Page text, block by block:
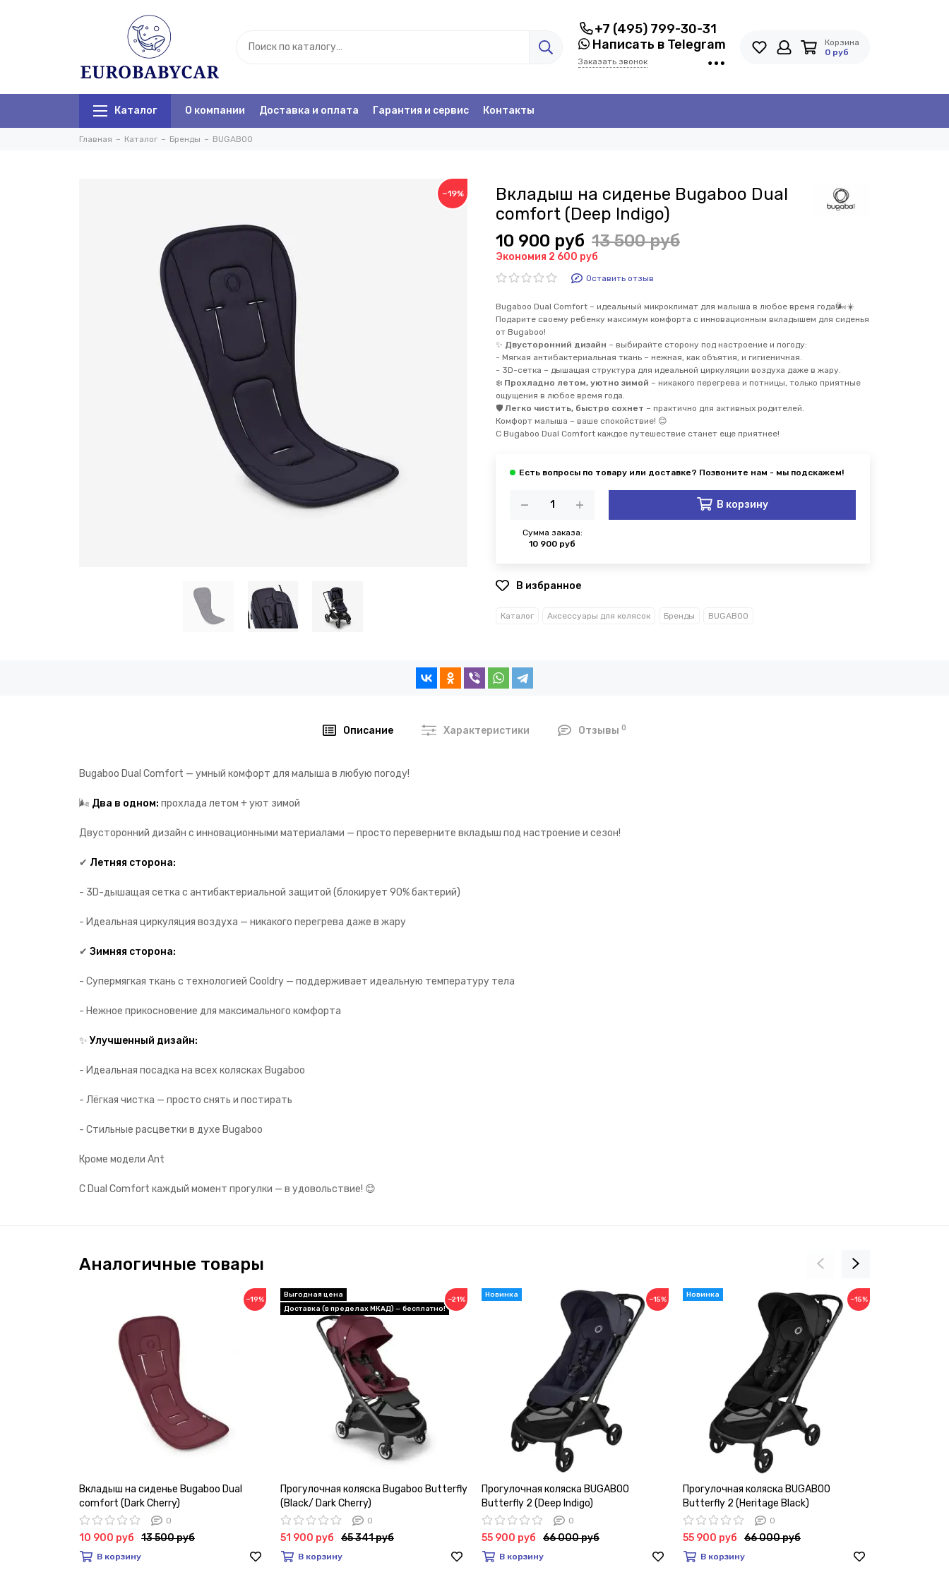
+7 (495) 799-30-31
Написать в Telegram
Заказать звонок
Корзина
0 руб
Каталог О компании Доставка и оплата Гарантия и сервис Контакты
Главная Каталог Бренды BUGABOO
−19%
Вкладыш на сиденье Bugaboo Dual
comfort (Deep Indigo)
10 900 руб 13 500 руб
Экономия 2 600 руб
Оставить отзыв
Bugaboo Dual Comfort – идеальный микроклимат для малыша в любое время года!🌬️☀️
Подарите своему ребенку максимум комфорта с инновационным вкладышем для сиденья
от Bugaboo!
✨ Двусторонний дизайн – выбирайте сторону под настроение и погоду:
- Мягкая антибактериальная ткань – нежная, как объятия, и гигиеничная.
- 3D-сетка – дышащая структура для идеальной циркуляции воздуха даже в жару.
❄️ Прохладно летом, уютно зимой – никакого перегрева и потницы, только приятные
ощущения в любое время года.
🛡️ Легко чистить, быстро сохнет – практично для активных родителей.
Комфорт малыша – ваше спокойствие! 😊
С Bugaboo Dual Comfort каждое путешествие станет еще приятнее!
Сумма заказа:
10 900 руб
В корзину
В избранное
Каталог Аксессуары для колясок Бренды BUGABOO
Описание Характеристики Отзывы 0
Bugaboo Dual Comfort — умный комфорт для малыша в любую погоду!
🌬️ Два в одном: прохлада летом + уют зимой
Двусторонний дизайн с инновационными материалами — просто переверните вкладыш под настроение и сезон!
✔ Летняя сторона:
- 3D-дышащая сетка с антибактериальной защитой (блокирует 90% бактерий)
- Идеальная циркуляция воздуха — никакого перегрева даже в жару
✔ Зимняя сторона:
- Супермягкая ткань с технологией Cooldry — поддерживает идеальную температуру тела
- Нежное прикосновение для максимального комфорта
✨Улучшенный дизайн:
- Идеальная посадка на всех колясках Bugaboo
- Лёгкая чистка — просто снять и постирать
- Стильные расцветки в духе Bugaboo
Кроме модели Ant
С Dual Comfort каждый момент прогулки — в удовольствие! 😊
Аналогичные товары
−19%
Вкладыш на сиденье Bugaboo Dual
comfort (Dark Cherry)
0
10 900 руб 13 500 руб
В корзину
−21%
Прогулочная коляска Bugaboo Butterfly
(Black/ Dark Cherry)
0
51 900 руб 65 341 руб
В корзину
−15%
Прогулочная коляска BUGABOO
Butterfly 2 (Deep Indigo)
0
55 900 руб 66 000 руб
В корзину
−15%
Прогулочная коляска BUGABOO
Butterfly 2 (Heritage Black)
0
55 900 руб 66 000 руб
В корзину